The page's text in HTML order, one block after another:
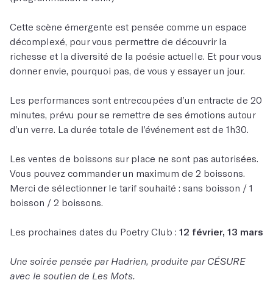
Cette scène émergente est pensée comme un espace
décomplexé, pour vous permettre de découvrir la
richesse et la diversité de la poésie actuelle. Et pour vous
donner envie, pourquoi pas, de vous y essayer un jour.
Les performances sont entrecoupées d’un entracte de 20
minutes, prévu pour se remettre de ses émotions autour
d’un verre. La durée totale de l’événement est de 1h30.
Les ventes de boissons sur place ne sont pas autorisées.
Vous pouvez commander un maximum de 2 boissons.
Merci de sélectionner le tarif souhaité : sans boisson / 1
boisson / 2 boissons.
Les prochaines dates du Poetry Club : 12 février, 13 mars
Une soirée pensée par Hadrien, produite par CÉSURE
avec le soutien de Les Mots.